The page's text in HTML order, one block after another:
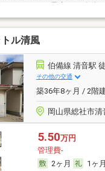
リビングに充実設備のキッ
ちらの物件は駐車場に空き
できます。こちらは一戸建
フスタイルに合わせた和室
ル清風
伯備線 清音駅
その他の交通
築36年8ヶ月 / 2階
岡山県総社市清
5.50万円
管理費-
2ヶ月
1ヶ月